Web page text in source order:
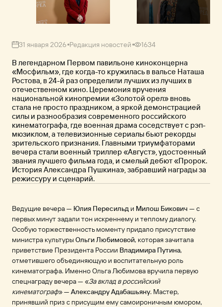
31 января 2026 Редакция новостей 1634
В легендарном Первом павильоне киноконцерна
«Мосфильм», где когда-то кружилась в вальсе Наташа
Ростова, в 24-й раз определили лучших из лучших в
отечественном кино. Церемония вручения
национальной кинопремии «Золотой орел» вновь
стала не просто праздником, а яркой демонстрацией
силы и разнообразия современного российского
кинематографа, где военная драма соседствует с рэп-
мюзиклом, а телевизионные сериалы бьют рекорды
зрительского признания. Главными триумфаторами
вечера стали военный триллер «Август», удостоенный
звания лучшего фильма года, и смелый дебют «Пророк.
История Александра Пушкина», забравший награды за
режиссуру и сценарий.
Ведущие вечера — Юлия Пересильди Милош Бикович — с
первых минут задали тон искреннему и теплому диалогу.
Особую торжественность моменту придало присутствие
министра культурыОльги Любимовой, которая зачитала
приветствие Президента России Владимира Путина,
отметившего объединяющую и воспитательную роль
кинематографа. Именно Ольга Любимова вручила первую
спецнаграду вечера — «За вклад в российский
кинематограф» — Александру Адабашьяну. Мастер,
принявший приз с присущим ему самоироничным юмором,